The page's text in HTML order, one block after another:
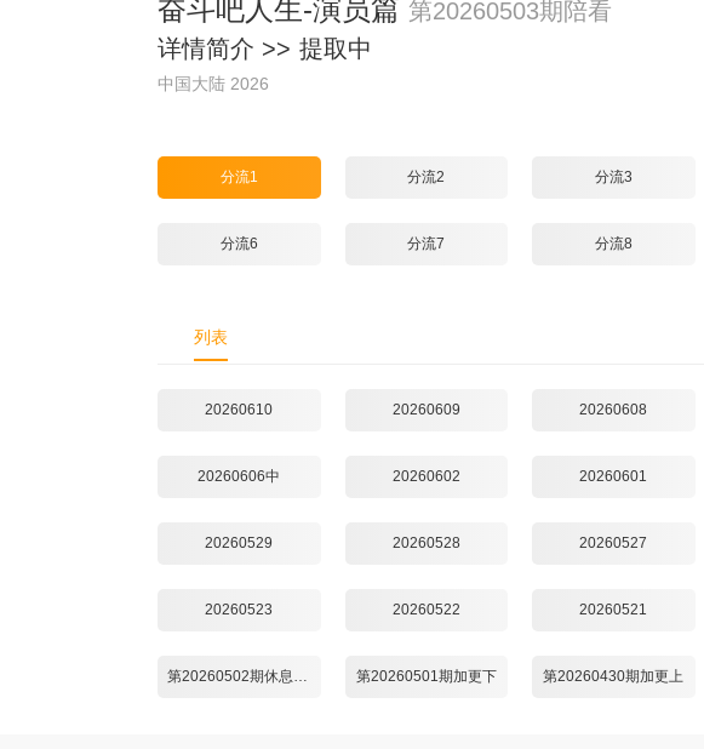
奋斗吧人生-演员篇 第20260503期陪看
详情简介 >> 提取中
中国大陆 2026
分流1 分流2 分流3
分流6 分流7 分流8
列表
20260610 20260609 20260608
20260606中 20260602 20260601
20260529 20260528 20260527
20260523 20260522 20260521
第20260502期休息一下 第20260501期加更下 第20260430期加更上